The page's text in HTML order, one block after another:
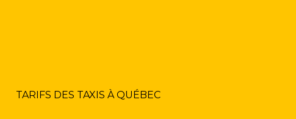
TARIFS DES TAXIS À QUÉBEC